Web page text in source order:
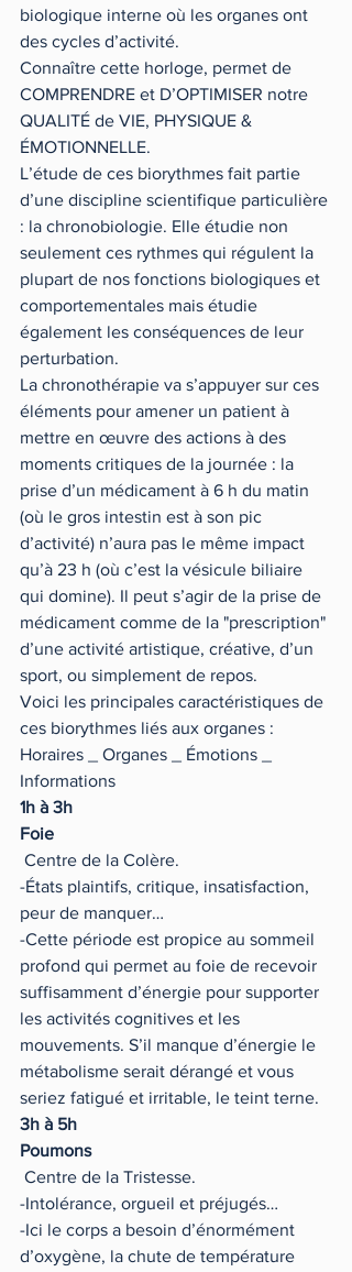
biologique interne où les organes ont
des cycles d’activité.
Connaître cette horloge, permet de
COMPRENDRE et D’OPTIMISER notre
QUALITÉ de VIE, PHYSIQUE &
ÉMOTIONNELLE.
L’étude de ces biorythmes fait partie
d’une discipline scientifique particulière
: la chronobiologie. Elle étudie non
seulement ces rythmes qui régulent la
plupart de nos fonctions biologiques et
comportementales mais étudie
également les conséquences de leur
perturbation.
La chronothérapie va s’appuyer sur ces
éléments pour amener un patient à
mettre en œuvre des actions à des
moments critiques de la journée : la
prise d’un médicament à 6 h du matin
(où le gros intestin est à son pic
d’activité) n’aura pas le même impact
qu’à 23 h (où c’est la vésicule biliaire
qui domine). Il peut s’agir de la prise de
médicament comme de la "prescription"
d’une activité artistique, créative, d’un
sport, ou simplement de repos.
Voici les principales caractéristiques de
ces biorythmes liés aux organes :
Horaires _ Organes _ Émotions _
Informations
1h à 3h
Foie
Centre de la Colère.
-États plaintifs, critique, insatisfaction,
peur de manquer…
-Cette période est propice au sommeil
profond qui permet au foie de recevoir
suffisamment d’énergie pour supporter
les activités cognitives et les
mouvements. S’il manque d’énergie le
métabolisme serait dérangé et vous
seriez fatigué et irritable, le teint terne.
3h à 5h
Poumons
Centre de la Tristesse.
-Intolérance, orgueil et préjugés…
-Ici le corps a besoin d’énormément
d’oxygène, la chute de température